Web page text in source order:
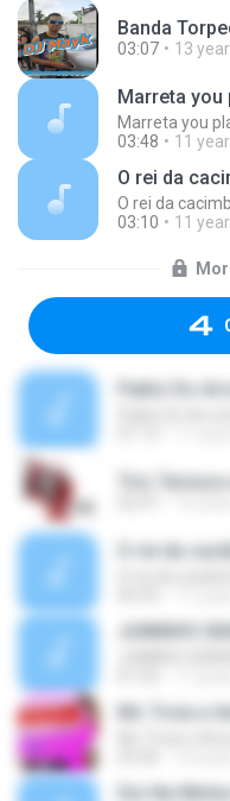
Banda
03:07 13
Marreta you
03:48
11
O rei da
O rei da
03:10
11
O rei da
JUNINHO
Mc Troia e
Diz Na